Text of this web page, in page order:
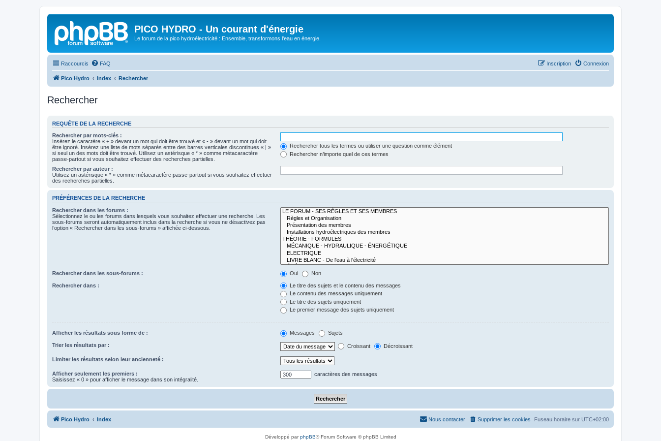
PICO HYDRO - Un courant d'énergie
Le forum de la pico hydroélectricité : Ensemble, transformons l'eau en énergie.
Raccourcis FAQ Connexion
Inscription
Pico Hydro Index Rechercher
Rechercher
REQUÊTE DE LA RECHERCHE
Rechercher par mots-clés :
Insérez le caractère « + » devant un mot qui doit être trouvé et « - » devant un mot qui doit
être ignoré. Insérez une liste de mots séparés entre des barres verticales discontinues « | »
si seul un des mots doit être trouvé. Utilisez un astérisque « * » comme métacaractère
passe-partout si vous souhaitez effectuer des recherches partielles.
Rechercher tous les termes ou utiliser une question comme élément
Rechercher n’importe quel de ces termes
Rechercher par auteur :
Utilisez un astérisque « * » comme métacaractère passe-partout si vous souhaitez effectuer
des recherches partielles.
PRÉFÉRENCES DE LA RECHERCHE
Rechercher dans les forums :
Sélectionnez le ou les forums dans lesquels vous souhaitez effectuer une recherche. Les
sous-forums seront automatiquement inclus dans la recherche si vous ne désactivez pas
l’option « Rechercher dans les sous-forums » affichée ci-dessous.
Rechercher dans les sous-forums : Oui Non
Rechercher dans :
Le titre des sujets et le contenu des messages
Le contenu des messages uniquement
Le titre des sujets uniquement
Le premier message des sujets uniquement
Afficher les résultats sous forme de : Messages Sujets
Trier les résultats par : Croissant Décroissant
Limiter les résultats selon leur ancienneté :
Afficher seulement les premiers :
Saisissez « 0 » pour afficher le message dans son intégralité.
caractères des messages
Pico Hydro Index Fuseau horaire sur UTC+02:00
Supprimer les cookies
Nous contacter
Développé parphpBB® Forum Software © phpBB Limited